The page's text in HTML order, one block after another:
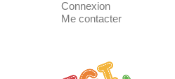
Connexion
Me contacter